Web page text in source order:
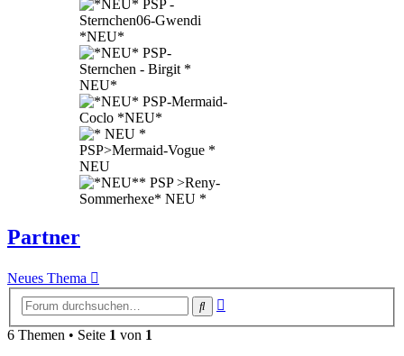
Partner
Neues Thema
Suche
6 Themen • Seite 1 von 1